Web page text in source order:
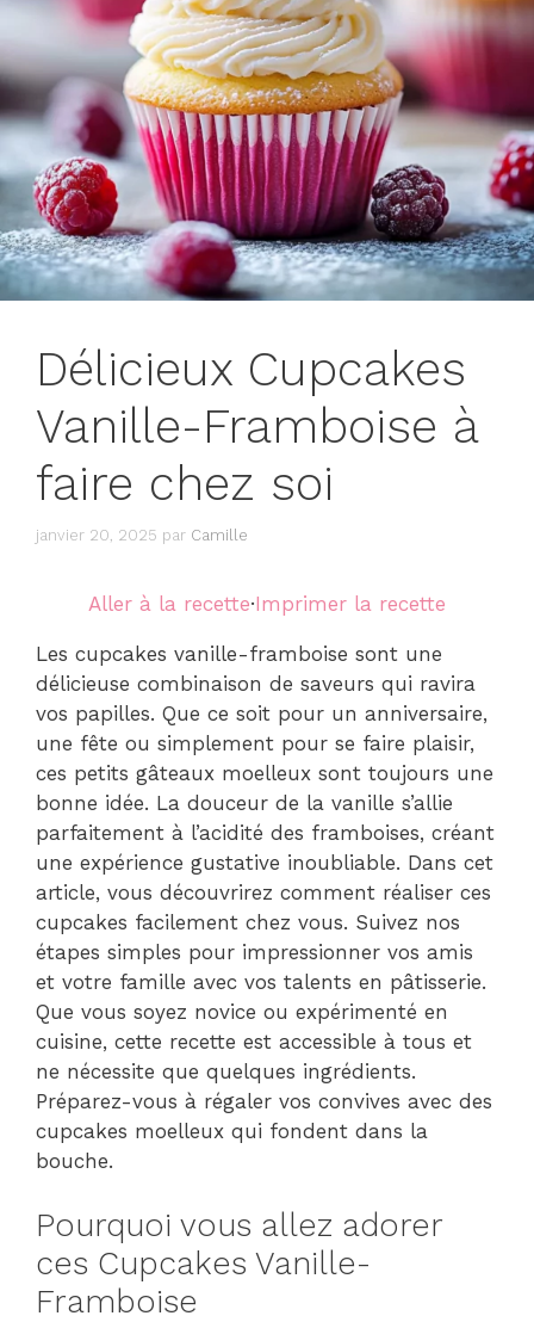
Délicieux Cupcakes
Vanille-Framboise à
faire chez soi
janvier 20, 2025 par Camille
Aller à la recette·Imprimer la recette
Les cupcakes vanille-framboise sont une
délicieuse combinaison de saveurs qui ravira
vos papilles. Que ce soit pour un anniversaire,
une fête ou simplement pour se faire plaisir,
ces petits gâteaux moelleux sont toujours une
bonne idée. La douceur de la vanille s’allie
parfaitement à l’acidité des framboises, créant
une expérience gustative inoubliable. Dans cet
article, vous découvrirez comment réaliser ces
cupcakes facilement chez vous. Suivez nos
étapes simples pour impressionner vos amis
et votre famille avec vos talents en pâtisserie.
Que vous soyez novice ou expérimenté en
cuisine, cette recette est accessible à tous et
ne nécessite que quelques ingrédients.
Préparez-vous à régaler vos convives avec des
cupcakes moelleux qui fondent dans la
bouche.
Pourquoi vous allez adorer
ces Cupcakes Vanille-
Framboise